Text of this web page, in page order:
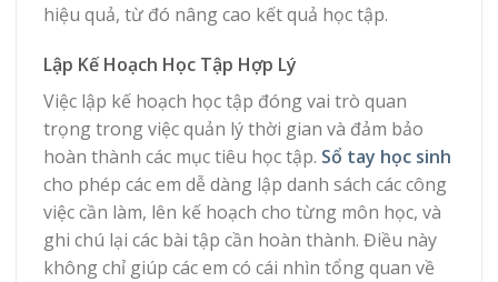
hiệu quả, từ đó nâng cao kết quả học tập.
Lập Kế Hoạch Học Tập Hợp Lý
Việc lập kế hoạch học tập đóng vai trò quan
trọng trong việc quản lý thời gian và đảm bảo
hoàn thành các mục tiêu học tập. Sổ tay học sinh
cho phép các em dễ dàng lập danh sách các công
việc cần làm, lên kế hoạch cho từng môn học, và
ghi chú lại các bài tập cần hoàn thành. Điều này
không chỉ giúp các em có cái nhìn tổng quan về